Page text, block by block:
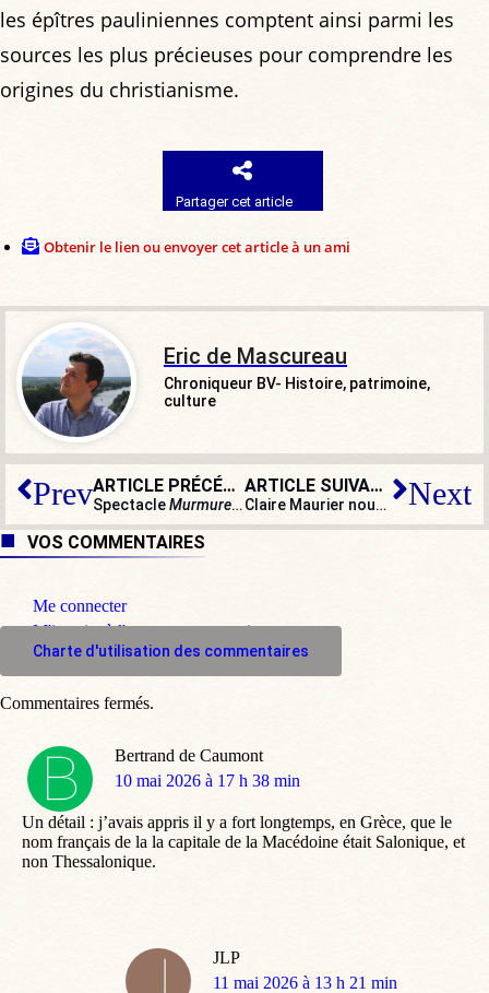
les épîtres pauliniennes comptent ainsi parmi les
sources les plus précieuses pour comprendre les
origines du christianisme.
Partager cet article
Obtenir le lien ou envoyer cet article à un ami
Eric de Mascureau
Chroniqueur BV- Histoire, patrimoine,
culture
Prev ARTICLE PRÉCÉDENT
SpectacleMurmures de la Cité à Moulins : la gauche se
ARTICLE SUIVANT
Claire Maurier nous a quittés : la gloire des seconds rôles du cinéma français Next
VOS COMMENTAIRES
Me connecter
M'inscrire à l'espace commentaire
Charte d'utilisation des commentaires
Bertrand de Caumont
dit
10 mai 2026 à 17 h 38 min
Un détail : j’avais appris il y a fort longtemps, en Grèce, que le
nom français de la la capitale de la Macédoine était Salonique, et
non Thessalonique.
JLP
dit
11 mai 2026 à 13 h 21 min
Commentaires fermés.